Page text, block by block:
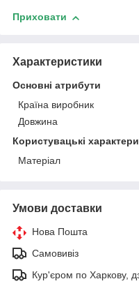
Приховати
Характеристики
Основні атрибути
Країна виробник
Довжина
Користувацькі
Матеріал
Умови доставки
Нова Пошта
Самовивіз
Кур'єром по Харкову,